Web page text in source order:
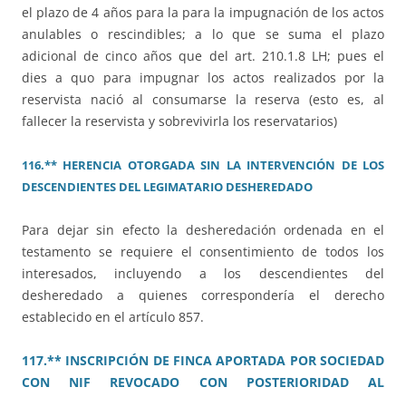
el plazo de 4 años para la para la impugnación de los actos
anulables o rescindibles; a lo que se suma el plazo
adicional de cinco años que del art. 210.1.8 LH; pues el
dies a quo para impugnar los actos realizados por la
reservista nació al consumarse la reserva (esto es, al
fallecer la reservista y sobrevivirla los reservatarios)
116.** HERENCIA OTORGADA SIN LA INTERVENCIÓN DE LOS
DESCENDIENTES DEL LEGIMATARIO DESHEREDADO
Para dejar sin efecto la desheredación ordenada en el
testamento se requiere el consentimiento de todos los
interesados, incluyendo a los descendientes del
desheredado a quienes correspondería el derecho
establecido en el artículo 857.
117.** INSCRIPCIÓN DE FINCA APORTADA POR SOCIEDAD
CON NIF REVOCADO CON POSTERIORIDAD AL